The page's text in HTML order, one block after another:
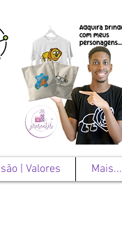
| Valores Mais...